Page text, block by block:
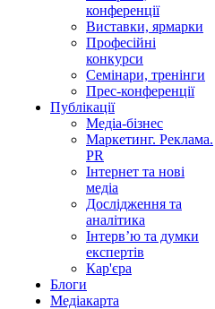
конференції
Виставки, ярмарки
Професійні
конкурси
Семінари, тренінги
Прес-конференції
Публікації
Медіа-бізнес
Маркетинг. Реклама.
PR
Інтернет та нові
медіа
Дослідження та
аналітика
Інтерв’ю та думки
експертів
Кар'єра
Блоги
Медіакарта